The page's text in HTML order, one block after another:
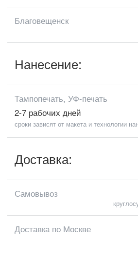
Благовещенск
Нанесение:
Тампопечать, УФ-печать
2-7 рабочих дней
сроки зависят от макета и технологии
Доставка:
Самовывоз
Доставка по Москве